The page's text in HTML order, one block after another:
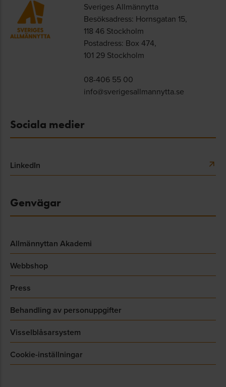
Sveriges Allmännytta
Besöksadress: Hornsgatan 15,
118 46 Stockholm
Postadress: Box 474,
101 29 Stockholm
08-406 55 00
info@sverigesallmannytta.se
Sociala medier
LinkedIn
Genvägar
Allmännyttan Akademi
Webbshop
Press
Behandling av personuppgifter
Visselblåsarsystem
Cookie-inställningar